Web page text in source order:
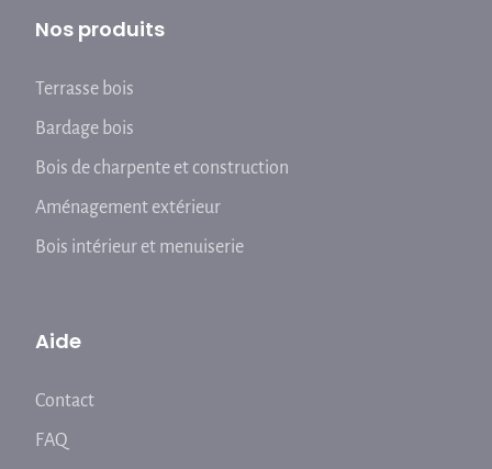
Nos produits
Terrasse bois
Bardage bois
Bois de charpente et construction
Aménagement extérieur
Bois intérieur et menuiserie
Aide
Contact
FAQ